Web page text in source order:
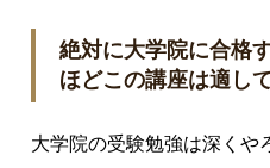
絶対に大学院に合格
ほどこの講座は適し
大学院の受験勉強は深くや